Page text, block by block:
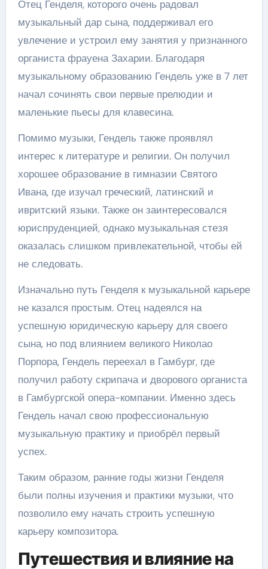
Отец Генделя, которого очень радовал
музыкальный дар сына, поддерживал его
увлечение и устроил ему занятия у признанного
органиста фрауена Захарии. Благодаря
музыкальному образованию Гендель уже в 7 лет
начал сочинять свои первые прелюдии и
маленькие пьесы для клавесина.
Помимо музыки, Гендель также проявлял
интерес к литературе и религии. Он получил
хорошее образование в гимназии Святого
Ивана, где изучал греческий, латинский и
ивритский языки. Также он заинтересовался
юриспруденцией, однако музыкальная стезя
оказалась слишком привлекательной, чтобы ей
не следовать.
Изначально путь Генделя к музыкальной карьере
не казался простым. Отец надеялся на
успешную юридическую карьеру для своего
сына, но под влиянием великого Николао
Порпора, Гендель переехал в Гамбург, где
получил работу скрипача и дворового органиста
в Гамбургской опера-компании. Именно здесь
Гендель начал свою профессиональную
музыкальную практику и приобрёл первый
успех.
Таким образом, ранние годы жизни Генделя
были полны изучения и практики музыки, что
позволило ему начать строить успешную
карьеру композитора.
Путешествия и влияние на